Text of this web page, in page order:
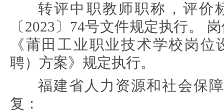
转评中职教师职称，评价
〔2023〕74号文件规定执行。
《莆田工业职业技术学校岗位
聘）方案》规定执行。
福建省人力资源和社会保
复：